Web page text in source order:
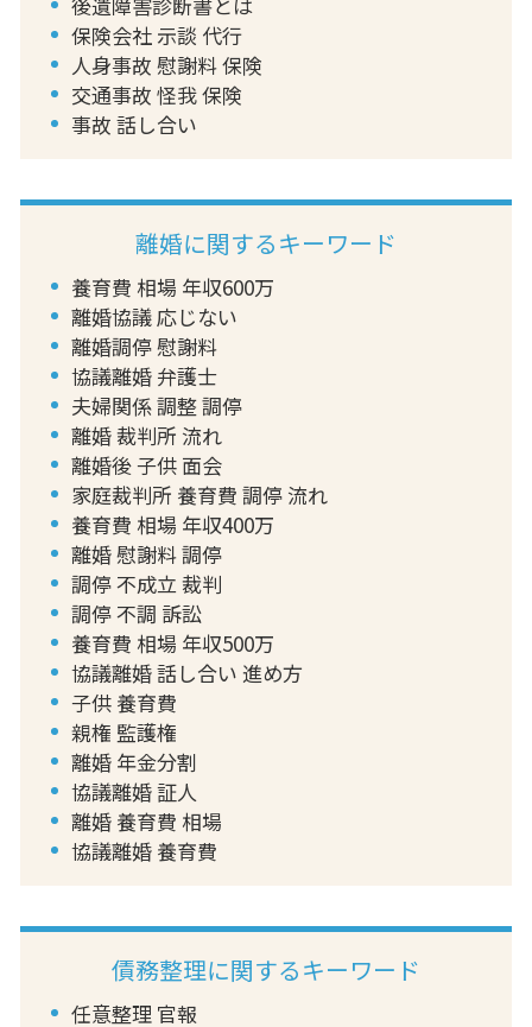
保険会社 示談 代行
人身事故 慰謝料 保険
交通事故 怪我 保険
事故 話し合い
離婚に関するキーワード
養育費 相場 年収600万
離婚協議 応じない
離婚調停 慰謝料
協議離婚 弁護士
夫婦関係 調整 調停
離婚 裁判所 流れ
離婚後 子供 面会
家庭裁判所 養育費 調停 流れ
養育費 相場 年収400万
離婚 慰謝料 調停
調停 不成立 裁判
調停 不調 訴訟
養育費 相場 年収500万
協議離婚 話し合い 進め方
子供 養育費
親権 監護権
離婚 年金分割
協議離婚 証人
離婚 養育費 相場
協議離婚 養育費
債務整理に関するキーワード
任意整理 官報